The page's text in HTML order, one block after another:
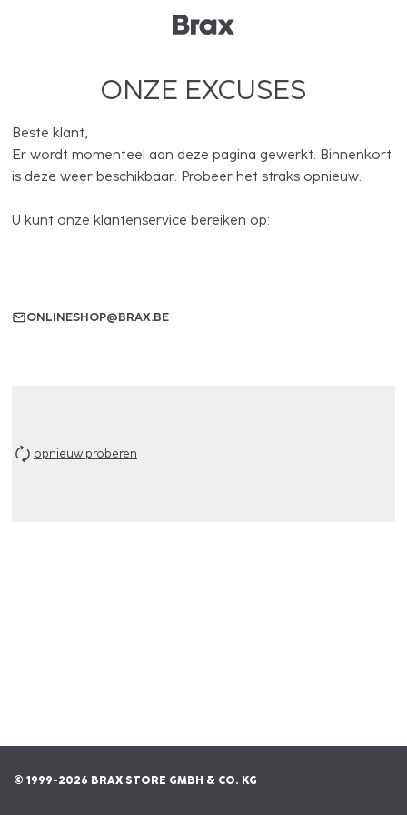
ONZE EXCUSES
Beste klant,
Er wordt momenteel aan deze pagina gewerkt. Binnenkort
is deze weer beschikbaar. Probeer het straks opnieuw.
U kunt onze klantenservice bereiken op:
ONLINESHOP@BRAX.BE
opnieuw proberen
© 1999-2026 BRAX STORE GMBH & CO. KG